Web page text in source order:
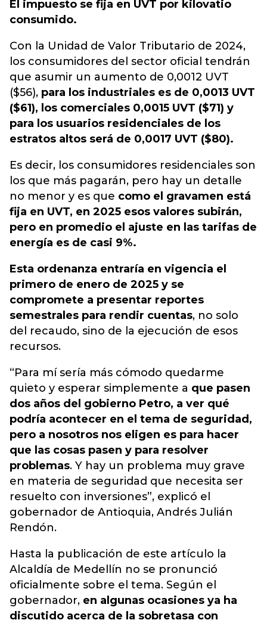
El impuesto se fija en UVT por kilovatio
consumido.
Con la Unidad de Valor Tributario de 2024,
los consumidores del sector oficial tendrán
que asumir un aumento de 0,0012 UVT
($56), para los industriales es de 0,0013 UVT
($61), los comerciales 0,0015 UVT ($71) y
para los usuarios residenciales de los
estratos altos será de 0,0017 UVT ($80).
Es decir, los consumidores residenciales son
los que más pagarán, pero hay un detalle
no menor y es que como el gravamen está
fija en UVT, en 2025 esos valores subirán,
pero en promedio el ajuste en las tarifas de
energía es de casi 9%.
Esta ordenanza entraría en vigencia el
primero de enero de 2025 y se
compromete a presentar reportes
semestrales para rendir cuentas, no solo
del recaudo, sino de la ejecución de esos
recursos.
“Para mí sería más cómodo quedarme
quieto y esperar simplemente a que pasen
dos años del gobierno Petro, a ver qué
podría acontecer en el tema de seguridad,
pero a nosotros nos eligen es para hacer
que las cosas pasen y para resolver
problemas. Y hay un problema muy grave
en materia de seguridad que necesita ser
resuelto con inversiones”, explicó el
gobernador de Antioquia, Andrés Julián
Rendón.
Hasta la publicación de este artículo la
Alcaldía de Medellín no se pronunció
oficialmente sobre el tema. Según el
gobernador, en algunas ocasiones ya ha
discutido acerca de la sobretasa con